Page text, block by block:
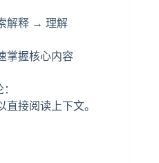
解释 → 理解
掌握核心内容
接阅读上下文。